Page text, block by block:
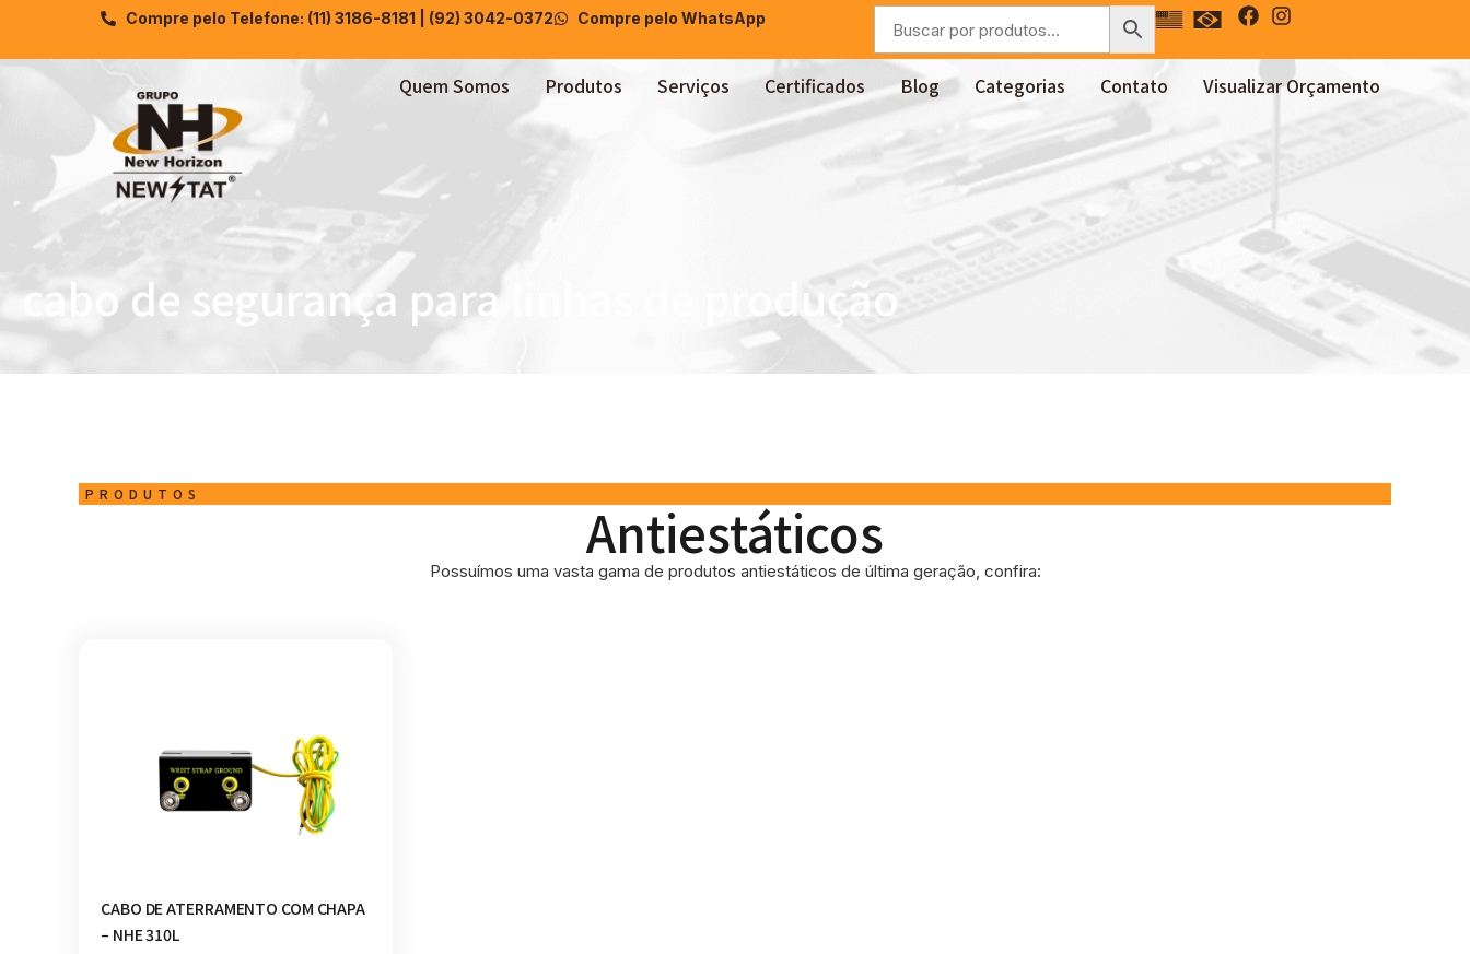
Compre pelo Telefone: (11) 3186-8181 | (92) 3042-0372 Compre pelo WhatsApp
Quem Somos Produtos Serviços Certificados Blog Categorias Contato Visualizar Orçamento
cabo de segurança para linhas de produção
PRODUTOS
Antiestáticos
Possuímos uma vasta gama de produtos antiestáticos de última geração, confira:
CABO DE ATERRAMENTO COM CHAPA
– NHE 310L